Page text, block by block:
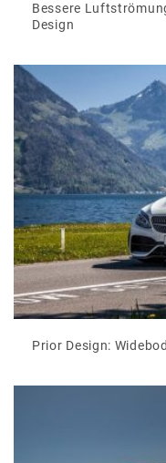
Bessere
Design
Prior Design: